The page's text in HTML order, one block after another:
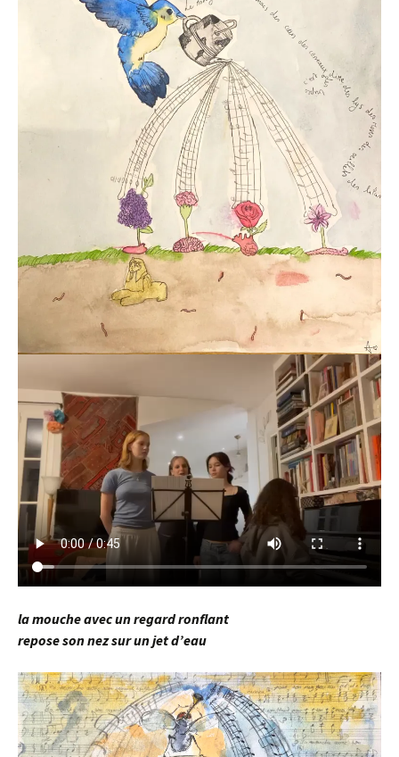
la mouche avec un regard ronflant
repose son nez sur un jet d’eau